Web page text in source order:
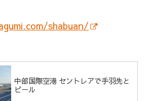
shabuan/
中部国際空港 セントレアで手羽先と
ビール